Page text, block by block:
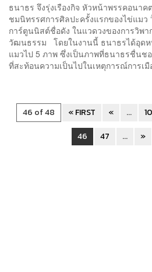
ธนาธร จึงรุ่งเรืองกิจ หัวหน้าพรรคอนา
ชมนิทรรศการศิลปะครั้งแรกของไข่แมว
การ์ตูนนิสต์ชื่อดัง ในแวดวงของการวิพา
วัฒนธรรม โดยในงานนี้ ธนาธรได้อุด
แมวไป 5 ภาพ ซึ่งเป็นภาพที่ธนาธรชื่น
ที่สะท้อนความเป็นไปในเหตุการณ์การเมื
46 of 48 « FIRST « ... 10
46
47 ... »